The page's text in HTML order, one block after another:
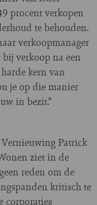
procent verkopen
te behouden.
verkoopmanager
verkoop na een
kern van
je op die manier
in bezit.”
Patrick
ziet in de
reden om de
kritisch te
corporaties